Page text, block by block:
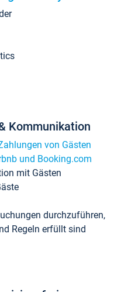
Kommunikation
von Gästen
und Booking.com
mit Gästen
durchzuführen,
Regeln erfüllt sind